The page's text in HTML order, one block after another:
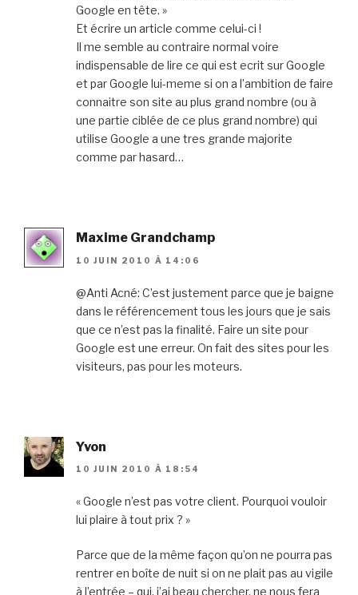
Google en tête. »
Et écrire un article comme celui-ci !
Il me semble au contraire normal voire
indispensable de lire ce qui est ecrit sur Google
et par Google lui-meme si on a l’ambition de faire
connaitre son site au plus grand nombre (ou à
une partie ciblée de ce plus grand nombre) qui
utilise Google a une tres grande majorite
comme par hasard…
Maxime Grandchamp
10 JUIN 2010 À 14:06
@Anti Acné: C’est justement parce que je baigne
dans le référencement tous les jours que je sais
que ce n’est pas la finalité. Faire un site pour
Google est une erreur. On fait des sites pour les
visiteurs, pas pour les moteurs.
Yvon
10 JUIN 2010 À 18:54
« Google n’est pas votre client. Pourquoi vouloir
lui plaire à tout prix ? »
Parce que de la même façon qu’on ne pourra pas
rentrer en boîte de nuit si on ne plait pas au vigile
à l’entrée – qui, j’ai beau chercher, ne nous fera